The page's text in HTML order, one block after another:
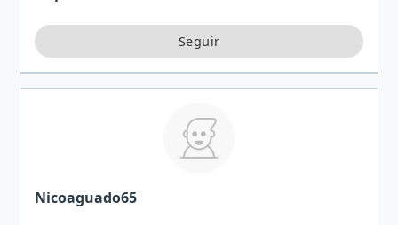
Nicoaguado65